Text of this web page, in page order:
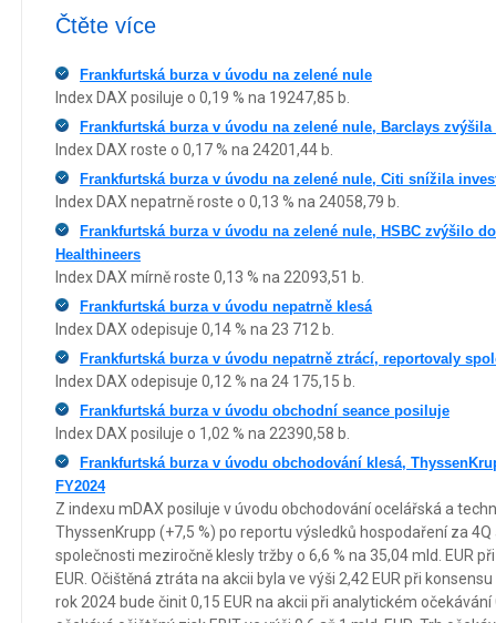
Čtěte více
Frankfurtská burza v úvodu na zelené nule
Index DAX posiluje o 0,19 % na 19247,85 b.
Frankfurtská burza v úvodu na zelené nule, Barclays
Index DAX roste o 0,17 % na 24201,44 b.
Frankfurtská burza v úvodu na zelené nule, Citi snížila
Index DAX nepatrně roste o 0,13 % na 24058,79 b.
Frankfurtská burza v úvodu na zelené nule, HSBC zvýšilo
Healthineers
Index DAX mírně roste 0,13 % na 22093,51 b.
Frankfurtská burza v úvodu nepatrně klesá
Index DAX odepisuje 0,14 % na 23 712 b.
Frankfurtská burza v úvodu nepatrně ztrácí, reportovaly
Index DAX odepisuje 0,12 % na 24 175,15 b.
Frankfurtská burza v úvodu obchodní seance posiluje
Index DAX posiluje o 1,02 % na 22390,58 b.
Frankfurtská burza v úvodu obchodování klesá,
FY2024
Z indexu mDAX posiluje v úvodu obchodování ocelářská a
ThyssenKrupp (+7,5 %) po reportu výsledků hospodaření za
společnosti meziročně klesly tržby o 6,6 % na 35,04 mld. EUR
EUR. Očištěná ztráta na akcii byla ve výši 2,42 EUR při
rok 2024 bude činit 0,15 EUR na akcii při analytickém